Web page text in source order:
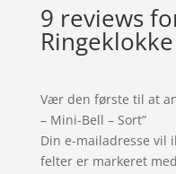
9 reviews
Vær den første til at
– Mini-Bell – Sort”
Din e-mailadresse vil
felter er markeret med